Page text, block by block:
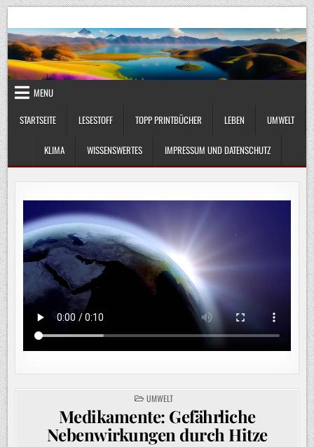
Skip
to
content
UmweltKlima.com
MENU
STARTSEITE
LESESTOFF TOPP PRINTBÜCHER LEBEN UMWELT
KLIMA WISSENSWERTES IMPRESSUM UND DATENSCHUTZ
POSTED
IN
UMWELT
Medikamente: Gefährliche
Nebenwirkungen durch Hitze